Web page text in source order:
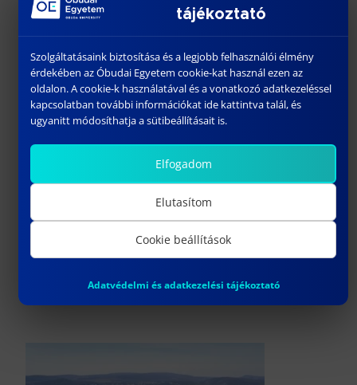
Doktorandusz találkozó 2026. 04. 24.
Tisztelt Doktorandusz Hallgatók és Professzorok!
Ezúton tisztelettel meghívjuk Önöket a BDI
következő szakmai találkozójára. Az esemény célja
a közösségépítés és ...
Bővebben…
tájékoztató
Szolgáltatásaink biztosítása és a legjobb felhasználói élmény
érdekében az Óbudai Egyetem cookie-kat használ ezen az
oldalon. A cookie-k használatával és a vonatkozó adatkezeléssel
kapcsolatban további információkat ide kattintva talál, és
ugyanitt módosíthatja a sütibeállításait is.
Elfogadom
Elutasítom
Cookie beállítások
Adatvédelmi és adatkezelési tájékoztató